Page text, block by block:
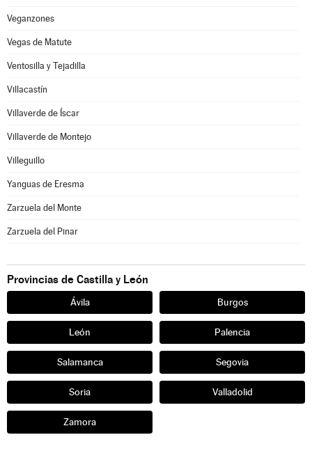
Veganzones
Vegas de Matute
Ventosilla y Tejadilla
Villacastín
Villaverde de Íscar
Villaverde de Montejo
Villeguillo
Yanguas de Eresma
Zarzuela del Monte
Zarzuela del Pinar
Provincias de Castilla y León
Ávila Burgos
León Palencia
Salamanca Segovia
Soria Valladolid
Zamora